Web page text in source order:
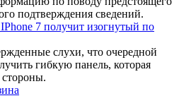
подтверждения сведений.
7 получит изогнутый по
слухи, что очередной
гибкую панель, которая
стороны.